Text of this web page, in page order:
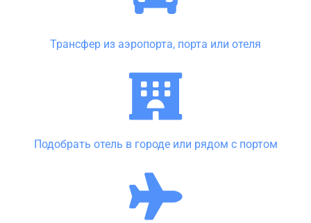
Трансфер из аэропорта, порта или отеля
Подобрать отель в городе или рядом с портом